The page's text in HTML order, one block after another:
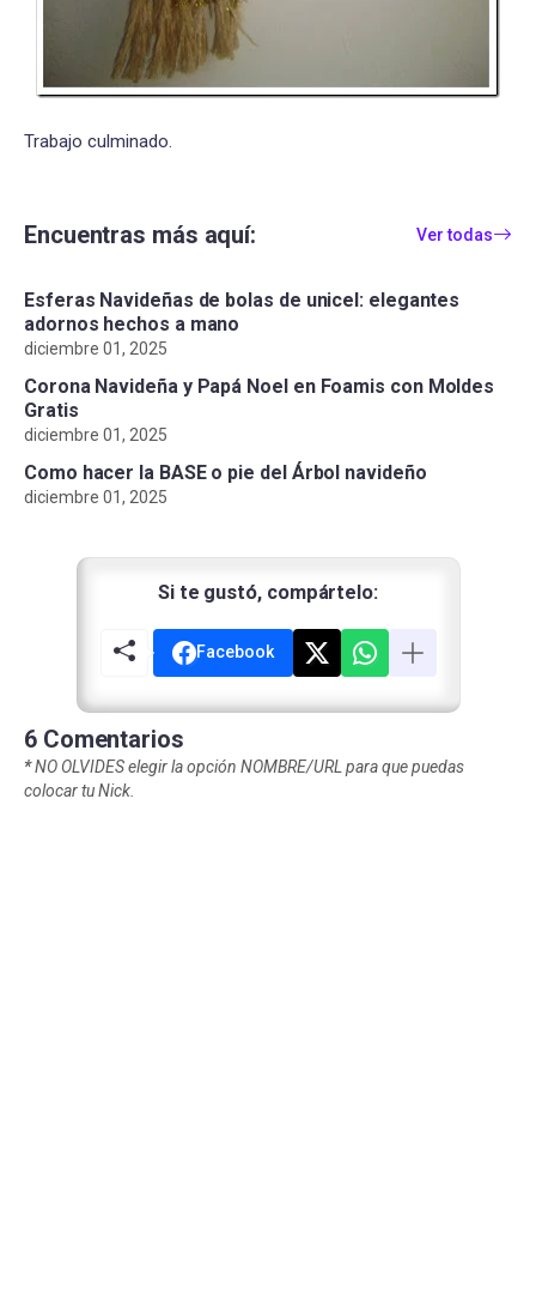
Trabajo culminado.
Encuentras más aquí: Ver todas
Esferas Navideñas de bolas de unicel: elegantes
adornos hechos a mano
diciembre 01, 2025
Corona Navideña y Papá Noel en Foamis con Moldes
Gratis
diciembre 01, 2025
Como hacer la BASE o pie del Árbol navideño
diciembre 01, 2025
Si te gustó, compártelo:
Facebook
6 Comentarios
*NO OLVIDES elegir la opción NOMBRE/URL para que puedas
colocar tu Nick.